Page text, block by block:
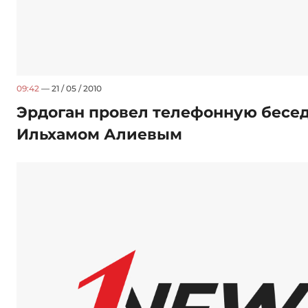
09:42 — 21 / 05 / 2010
Эрдоган провел телефонную
Ильхамом Алиевым